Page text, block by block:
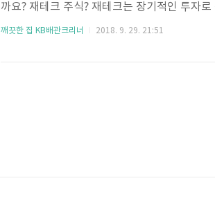
까요? 재테크 주식? 재테크는 장기적인 투자
돈이기 때문에 절대 승자가 될 수 없습니다. 자
라가는 현실에서 임대료도 비싸고 물가도 오
깨끗한 집 KB배관크리너 2018. 9. 29. 21:51